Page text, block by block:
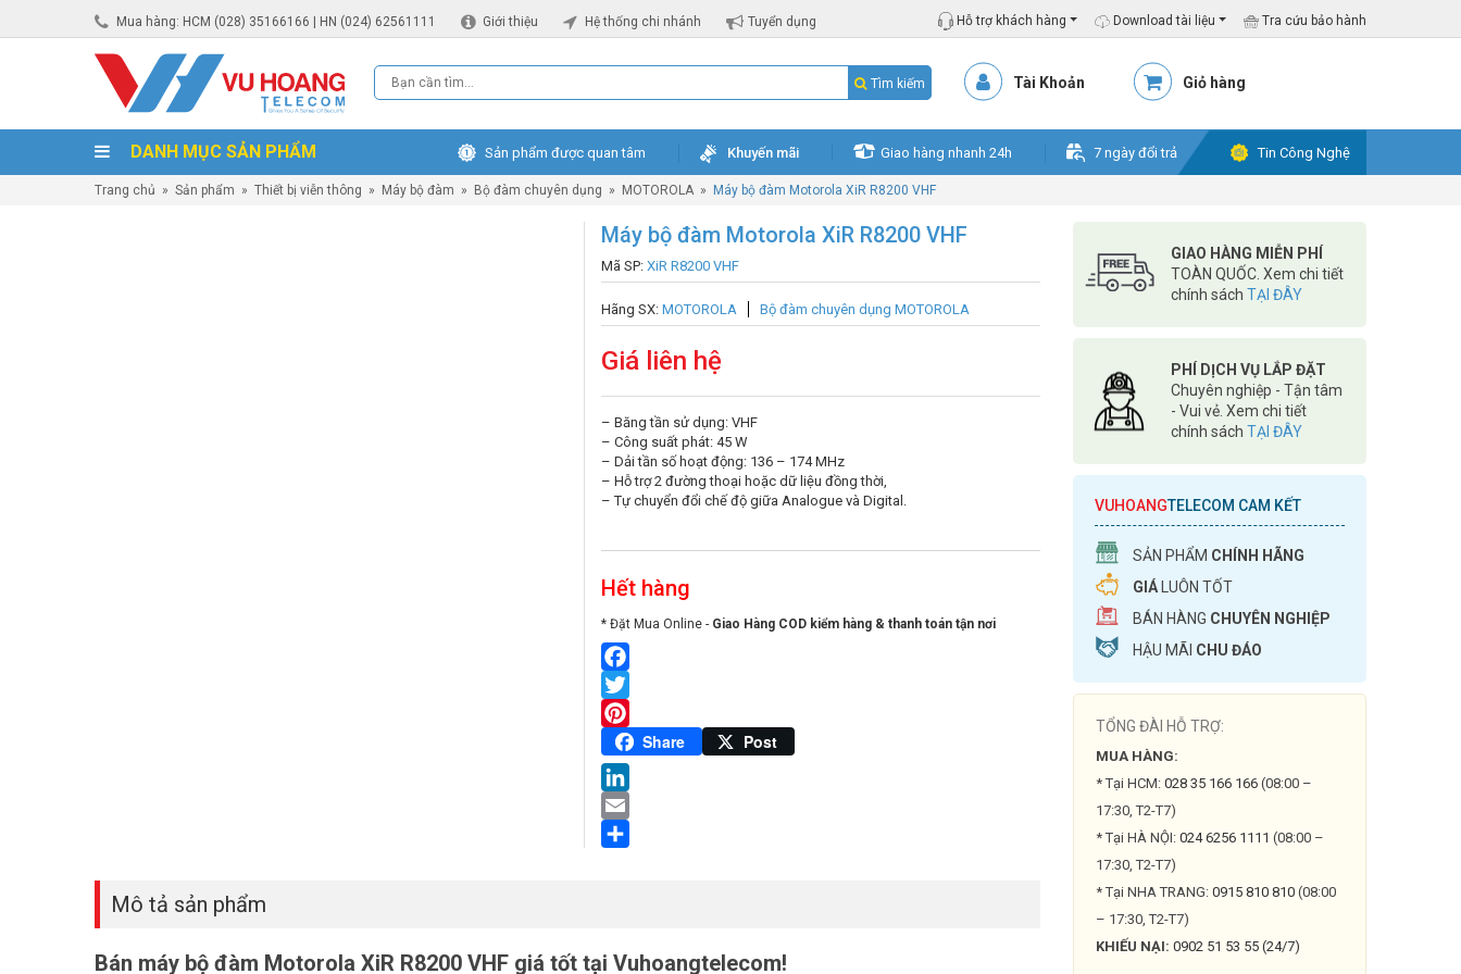
Mua hàng: HCM (028) 35166166 | HN (024) 62561111 Giới thiệu Hệ thống chi nhánh Tuyển dụng Hỗ trợ khách hàng Download tài liệu Tra cứu bảo hành
Tìm kiếm Tài Khoản Giỏ hàng
DANH MỤC SẢN PHẨM Sản phẩm được quan tâm Khuyến mãi Giao hàng nhanh 24h 7 ngày đổi trả Tin Công Nghệ
Trang chủ » Sản phẩm » Thiết bị viễn thông » Máy bộ đàm » Bộ đàm chuyên dụng » MOTOROLA » Máy bộ đàm Motorola XiR R8200 VHF
Máy bộ đàm Motorola XiR R8200 VHF
Mã SP: XiR R8200 VHF
Hãng SX: MOTOROLA Bộ đàm chuyên dụng MOTOROLA
Giá liên hệ
– Băng tần sử dụng: VHF
– Công suất phát: 45 W
– Dải tần số hoạt động: 136 – 174 MHz
– Hỗ trợ 2 đường thoại hoặc dữ liệu đồng thời,
– Tự chuyển đổi chế độ giữa Analogue và Digital.
Hết hàng
* Đặt Mua Online - Giao Hàng COD kiểm hàng & thanh toán tận nơi
Facebook
Twitter
Pinterest
Share Post
LinkedIn
Email
Mô tả sản phẩm
Bán máy bộ đàm Motorola XiR R8200 VHF giá tốt tại Vuhoangtelecom!
GIAO HÀNG MIỄN PHÍ
TOÀN QUỐC. Xem chi tiết
chính sách TẠI ĐÂY
PHÍ DỊCH VỤ LẮP ĐẶT
Chuyên nghiệp - Tận tâm
- Vui vẻ. Xem chi tiết
chính sách TẠI ĐÂY
VUHOANGTELECOM CAM KẾT
SẢN PHẨM CHÍNH HÃNG
GIÁ LUÔN TỐT
BÁN HÀNG CHUYÊN NGHIỆP
HẬU MÃI CHU ĐÁO
TỔNG ĐÀI HỖ TRỢ:
MUA HÀNG:
* Tại HCM: 028 35 166 166 (08:00 –
17:30, T2-T7)
* Tại HÀ NỘI: 024 6256 1111 (08:00 –
17:30, T2-T7)
* Tại NHA TRANG: 0915 810 810 (08:00
– 17:30, T2-T7)
KHIẾU NẠI: 0902 51 53 55 (24/7)